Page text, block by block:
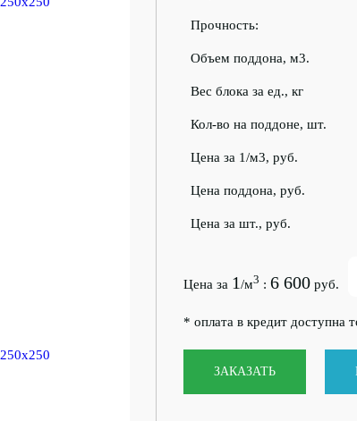
Прочность:
Объем поддона, м3.
Вес блока за ед., кг
Кол-во на поддоне, шт.
Цена за 1/м3, руб.
Цена поддона, руб.
Цена за шт., руб.
Цена за 1/м3 : 6 600 руб.
* оплата в кредит доступна
ЗАКАЗАТЬ